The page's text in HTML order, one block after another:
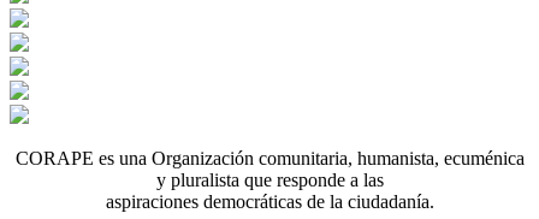
CORAPE es una Organización comunitaria, humanista, ecuménica
y pluralista que responde a las
aspiraciones democráticas de la ciudadanía.